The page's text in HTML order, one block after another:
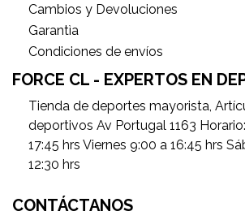
Cambios y Devoluciones
Garantìa
Condiciones de envíos
FORCE CL - EXPERTOS EN
Tienda de deportes mayorista,
deportivos Av Portugal 1163
17:45 hrs Viernes 9:00 a 16:45 hrs
12:30 hrs
CONTÁCTANOS